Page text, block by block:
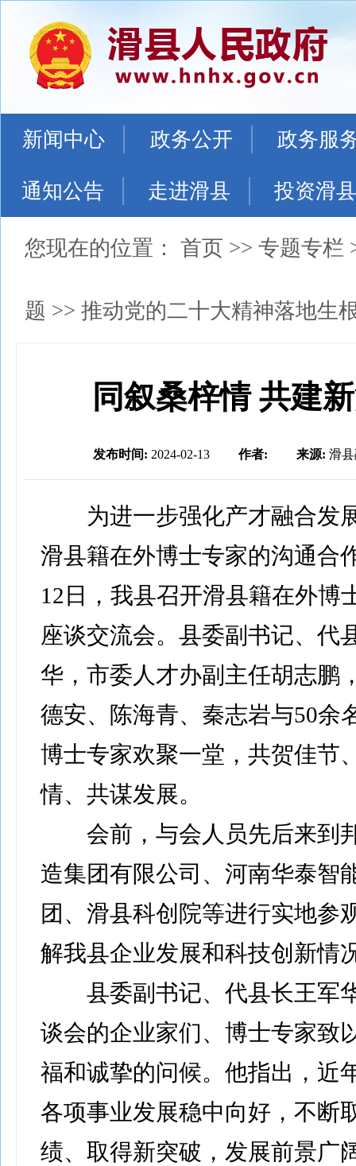
新闻中心 政务公开 政务服
通知公告 走进滑县 投资滑县
您现在的位置： 首页 >> 专题专栏
题 >> 推动党的二十大精神落地生
同叙桑梓情 共建
发布时间: 2024-02-13 作者: 来源: 滑
为进一步强化产才融合发
滑县籍在外博士专家的沟通合
12日，我县召开滑县籍在外博
座谈交流会。县委副书记、代
华，市委人才办副主任胡志鹏
德安、陈海青、秦志岩与50余
博士专家欢聚一堂，共贺佳节
情、共谋发展。
会前，与会人员先后来到
造集团有限公司、河南华泰智
团、滑县科创院等进行实地参
解我县企业发展和科技创新情
县委副书记、代县长王军
谈会的企业家们、博士专家致
福和诚挚的问候。他指出，近
各项事业发展稳中向好，不断
绩、取得新突破，发展前景广